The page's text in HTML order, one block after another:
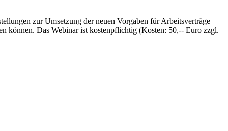
zur Umsetzung der neuen Vorgaben für Arbeitsverträge
können. Das Webinar ist kostenpflichtig (Kosten: 50,-- Euro zzgl.